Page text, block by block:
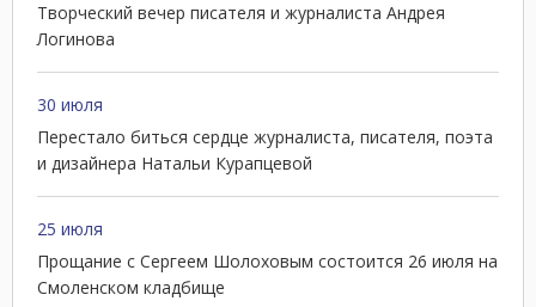
Творческий вечер писателя и журналиста Андрея
Логинова
30 июля
Перестало биться сердце журналиста, писателя, поэта
и дизайнера Натальи Курапцевой
25 июля
Прощание с Сергеем Шолоховым состоится 26 июля на
Смоленском кладбище